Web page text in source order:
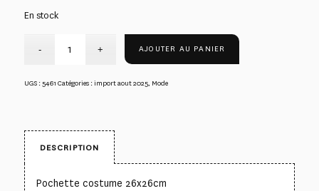
En stock
AJOUTER AU PANIER
UGS : 5461 Catégories :import aout 2025, Mode
DESCRIPTION
Pochette costume 26x26cm